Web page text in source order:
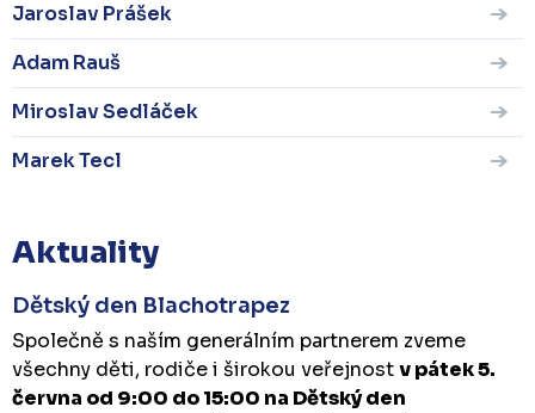
Jaroslav Prášek
Adam Rauš
Miroslav Sedláček
Marek Tecl
Aktuality
Dětský den Blachotrapez
Společně s naším generálním partnerem zveme
všechny děti, rodiče i širokou veřejnostv pátek 5.
června od 9:00 do 15:00 na Dětský den